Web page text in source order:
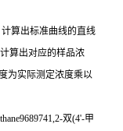
算出标准曲线的直线
算出对应的样品浓
为实际测定浓度乘以
双(4'-甲